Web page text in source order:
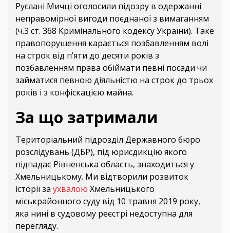
Руслані Мичці оголосили підозру в одержанні
неправомірної вигоди поєднаної з вимаганням
(ч.3 ст. 368 Кримінального кодексу України). Таке
правопорушення карається позбавленням волі
на строк від п’яти до десяти років з
позбавленням права обіймати певні посади чи
займатися певною діяльністю на строк до трьох
років і з конфіскацією майна.
За що затримали
Територіальний підрозділ Державного бюро
розслідувань (ДБР), під юрисдикцію якого
підпадає Рівненська область, знаходиться у
Хмельницькому. Ми відтворили розвиток
історії за ухвалою Хмельницького
міськрайонного суду від 10 травня 2019 року,
яка нині в судовому реєстрі недоступна для
перегляду.